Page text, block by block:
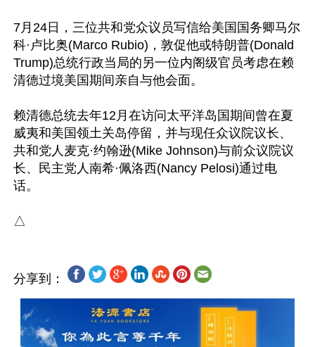
7月24日，三位共和党众议员写信给美国国务卿马尔
科·卢比奥(Marco Rubio)，敦促他或特朗普(Donald
Trump)总统行政当局的另一位内阁级官员考虑在赖
清德过境美国期间亲自与他会面。
赖清德总统去年12月在访问太平洋岛国期间曾在夏
威夷和美国领土关岛停留，并与现任众议院议长、
共和党人麦克·约翰逊(Mike Johnson)与前众议院议
长、民主党人南希·佩洛西(Nancy Pelosi)通过电
话。
分享到：